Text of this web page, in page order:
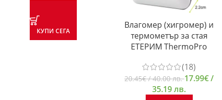
КУПИ СЕГА
Влагомер (хигромер) и
термометър за стая
ЕТЕРИМ ThermoPro
(18)
20.45€/ 40.00 лв.17.99€/
35.19 лв.